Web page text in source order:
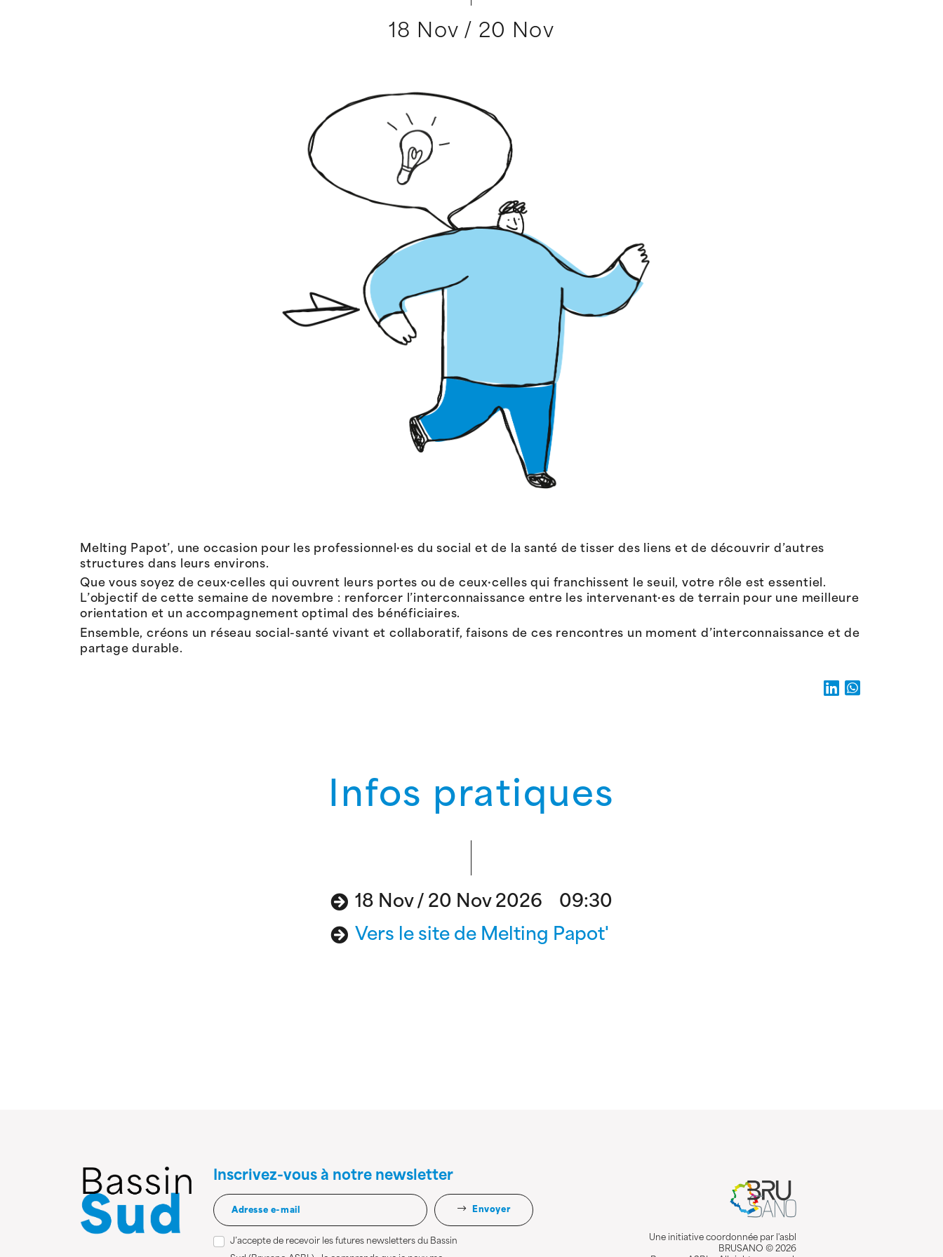
18 Nov / 20 Nov
Melting Papot’, une occasion pour les professionnel·es du social et de la santé de tisser des liens et de découvrir d’autres
structures dans leurs environs.
Que vous soyez de ceux·celles qui ouvrent leurs portes ou de ceux·celles qui franchissent le seuil, votre rôle est essentiel.
L’objectif de cette semaine de novembre : renforcer l’interconnaissance entre les intervenant·es de terrain pour une meilleure
orientation et un accompagnement optimal des bénéficiaires.
Ensemble, créons un réseau social-santé vivant et collaboratif, faisons de ces rencontres un moment d’interconnaissance et de
partage durable.
Infos pratiques
18 Nov / 20 Nov 2026 09:30
Vers le site de Melting Papot'
Inscrivez-vous à notre newsletter
Envoyer
J’accepte de recevoir les futures newsletters du Bassin
Une initiative coordonnée par l'asbl
BRUSANO © 2026